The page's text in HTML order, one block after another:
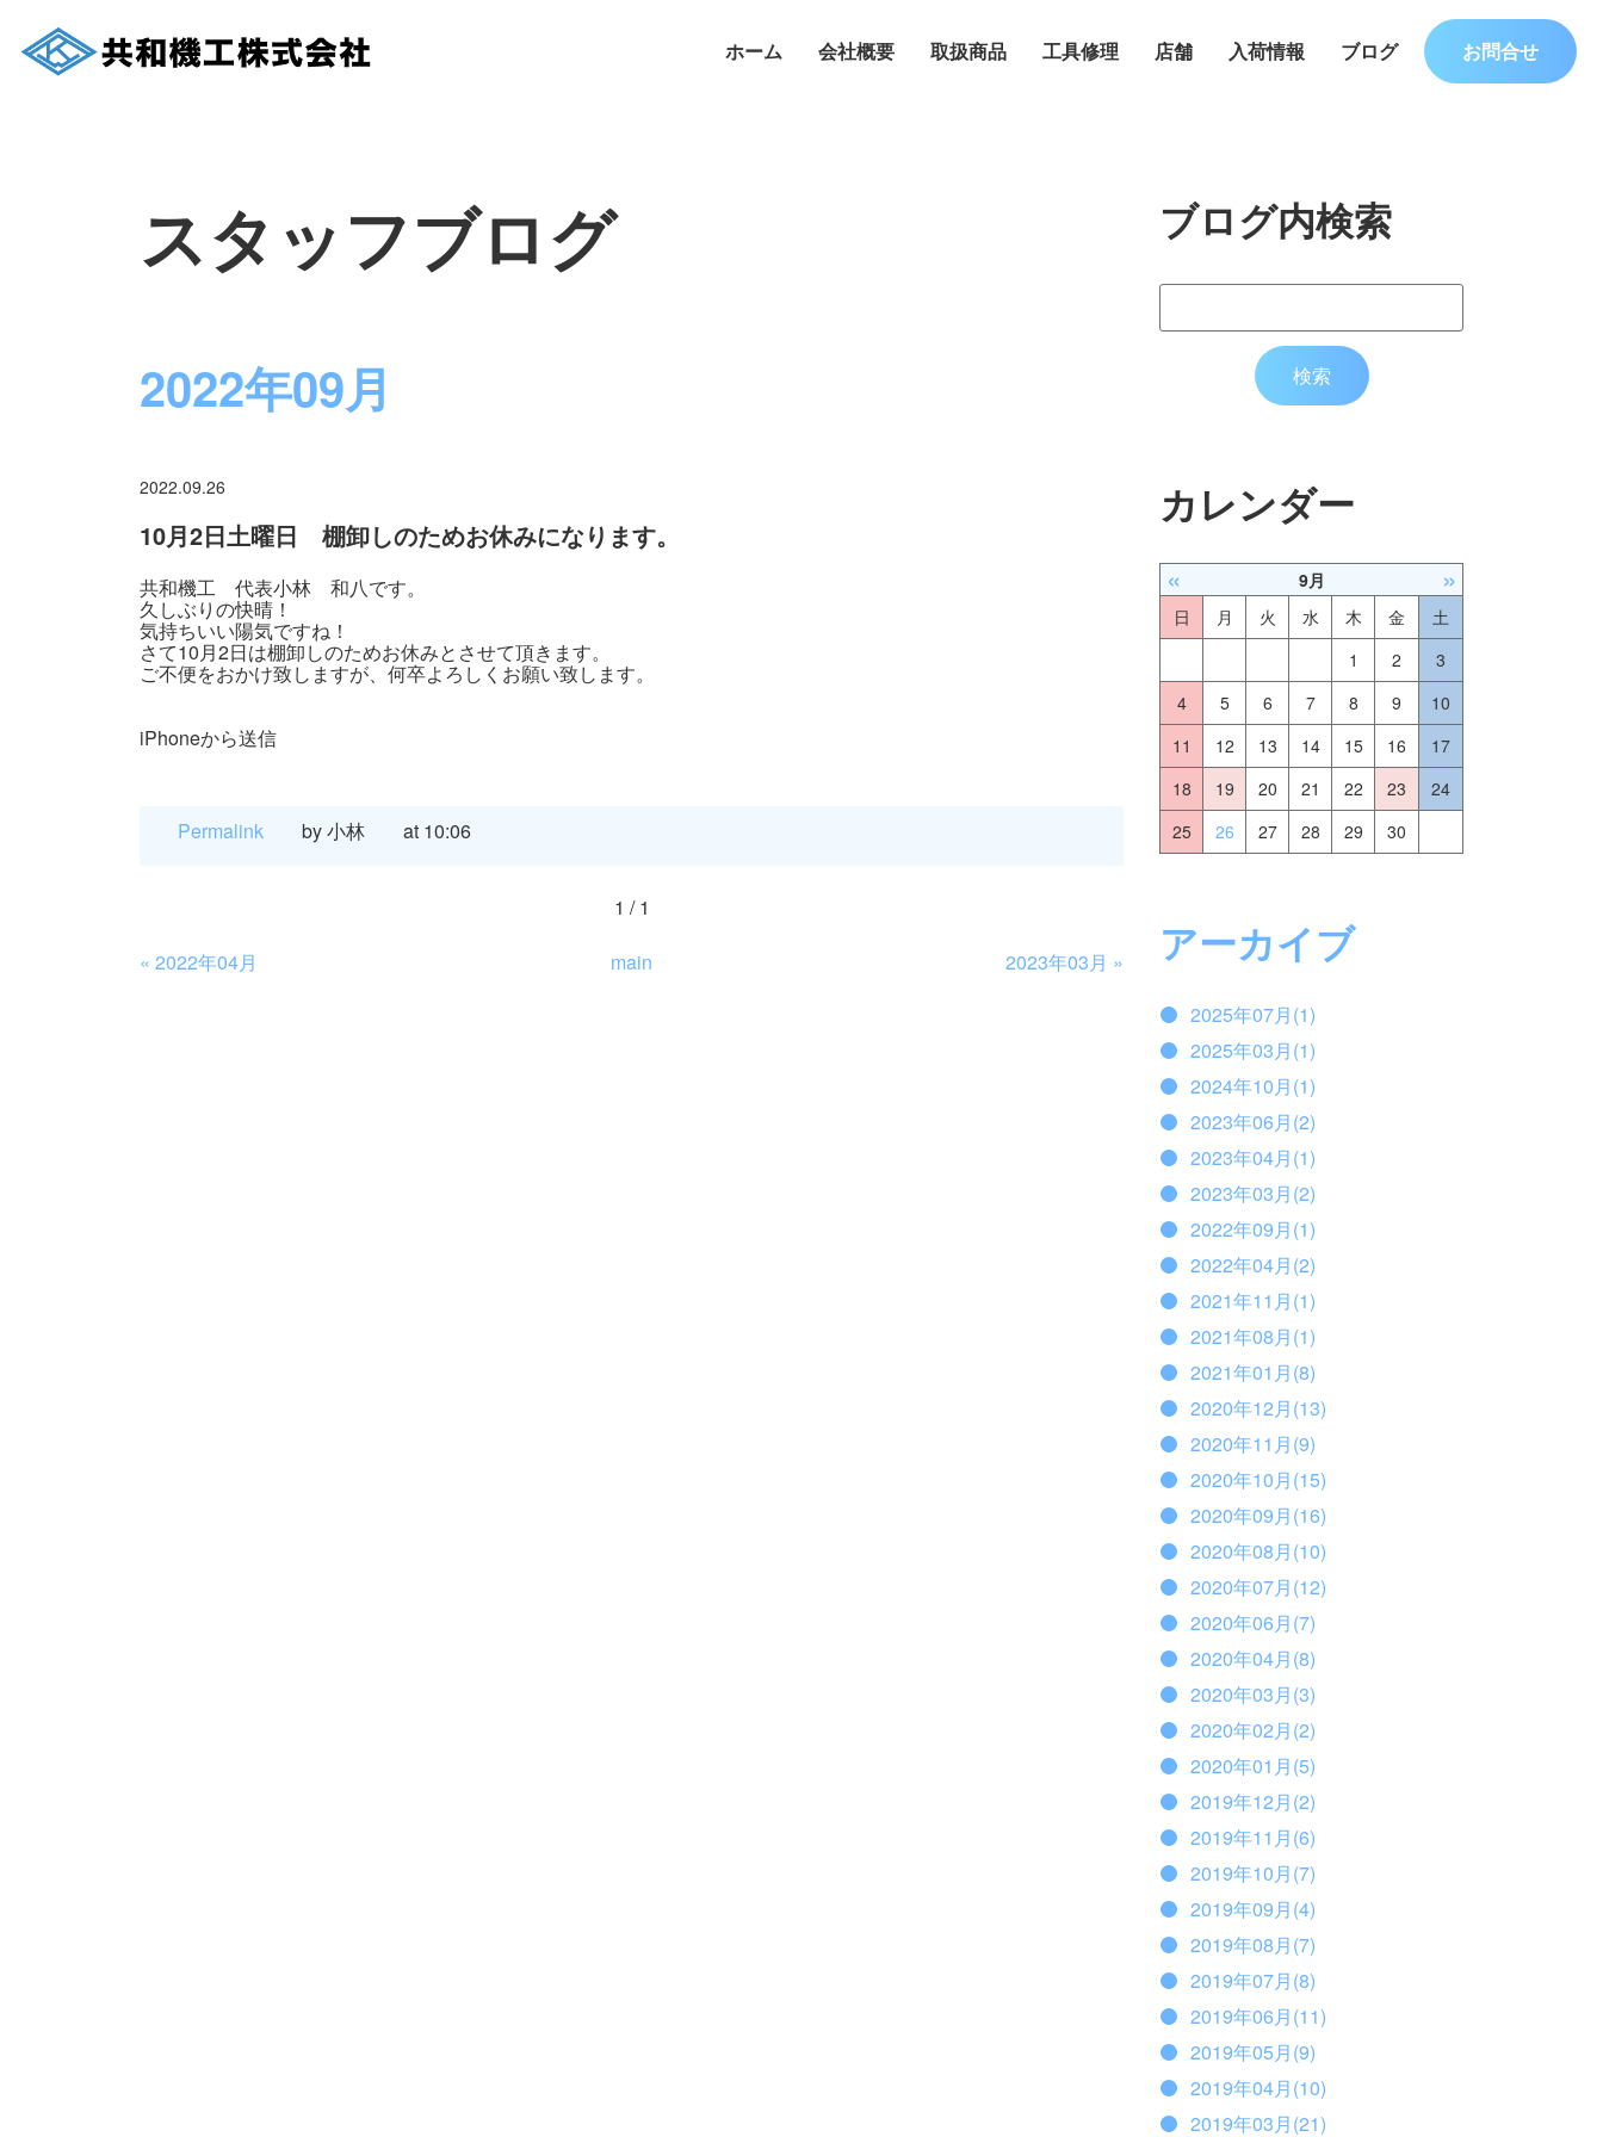
ホーム 会社概要 取扱商品 工具修理 店舗 入荷情報 ブログ お問合せ
スタッフブログ
2022年09月
2022.09.26
10月2日土曜日 棚卸しのためお休みになります。
共和機工 代表小林 和八です。
久しぶりの快晴！
気持ちいい陽気ですね！
さて10月2日は棚卸しのためお休みとさせて頂きます。
ご不便をおかけ致しますが、何卒よろしくお願い致します。
iPhoneから送信
Permalink by 小林 at 10:06
1 / 1
« 2022年04月 main 2023年03月 »
ブログ内検索
カレンダー
« 9月 »
日 月 火 水 木 金
土
1
2
3
4
5 6 7 8 9
10
11
12 13 14 15 16
17
18
19 20 21 22 23
24
25
26 27 28 29 30
アーカイブ
2025年07月(1)
2025年03月(1)
2024年10月(1)
2023年06月(2)
2023年04月(1)
2023年03月(2)
2022年09月(1)
2022年04月(2)
2021年11月(1)
2021年08月(1)
2021年01月(8)
2020年12月(13)
2020年11月(9)
2020年10月(15)
2020年09月(16)
2020年08月(10)
2020年07月(12)
2020年06月(7)
2020年04月(8)
2020年03月(3)
2020年02月(2)
2020年01月(5)
2019年12月(2)
2019年11月(6)
2019年10月(7)
2019年09月(4)
2019年08月(7)
2019年07月(8)
2019年06月(11)
2019年05月(9)
2019年04月(10)
2019年03月(21)